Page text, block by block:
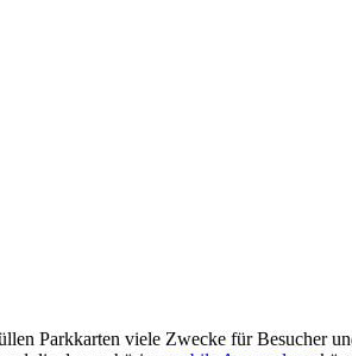
Parkkarten viele Zwecke für Besucher